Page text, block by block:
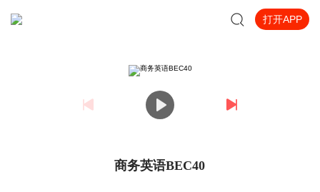
打开APP
商务英语BEC40